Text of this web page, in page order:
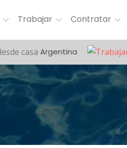
Trabajar Contratar
Argentina